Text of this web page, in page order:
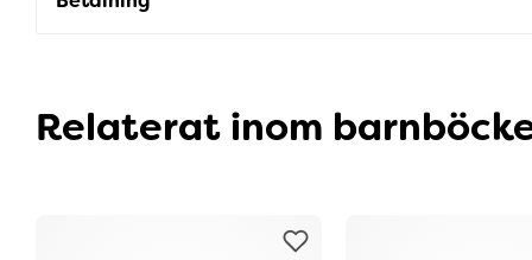
Relaterat inom